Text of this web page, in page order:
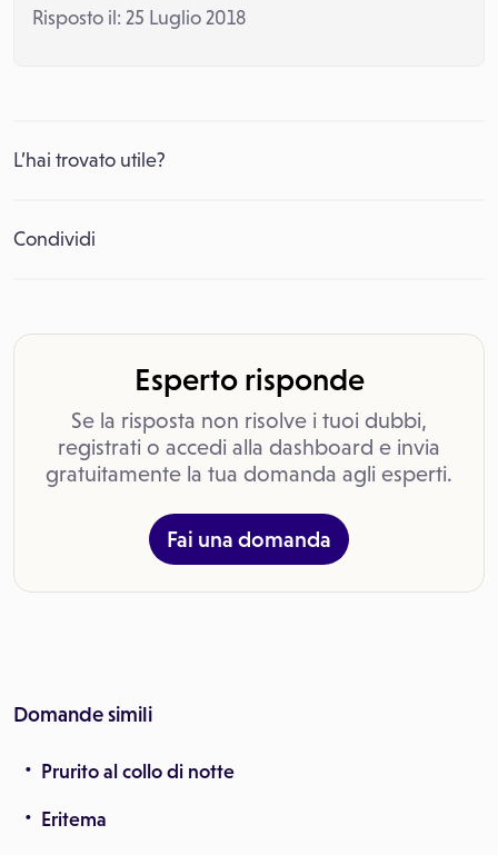
Risposto il: 25 Luglio 2018
L’hai trovato utile?
Condividi
Esperto risponde
Se la risposta non risolve i tuoi dubbi,
registrati o accedi alla dashboard e invia
gratuitamente la tua domanda agli esperti.
Fai una domanda
Domande simili
Prurito al collo di notte
Eritema